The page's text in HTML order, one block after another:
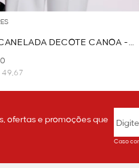
DECOTE CANOA -
ofertas e promoções que
Caso